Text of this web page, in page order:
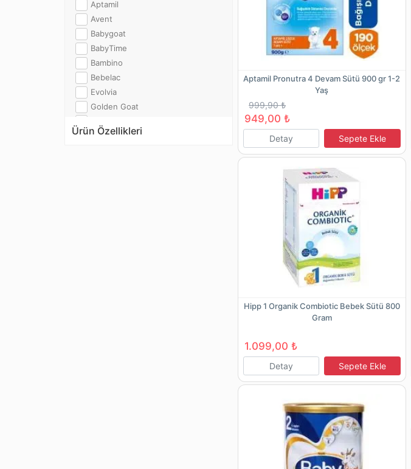
Aptamil
Avent
Babygoat
BabyTime
Bambino
Bebelac
Evolvia
Golden Goat
Hipp
Ürün Özellikleri
Aptamil Pronutra 4 Devam Sütü 900 gr 1-2
Yaş
999,90 ₺
949,00 ₺
Detay Sepete Ekle
Hipp 1 Organik Combiotic Bebek Sütü 800
Gram
1.099,00 ₺
Detay Sepete Ekle